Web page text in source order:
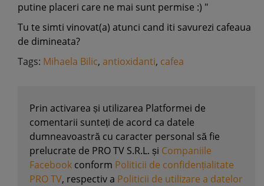
putine placeri care ne mai sunt permise :) "
Tu te simti vinovat(a) atunci cand iti savurezi cafeaua
de dimineata?
Tags: Mihaela Bilic, antioxidanti, cafea
Prin activarea și utilizarea Platformei de
comentarii sunteți de acord ca datele
dumneavoastră cu caracter personal să fie
prelucrate de PRO TV S.R.L. și Companiile
Facebook conform Politicii de confidențialitate
PRO TV, respectiv a Politicii de utilizare a datelor